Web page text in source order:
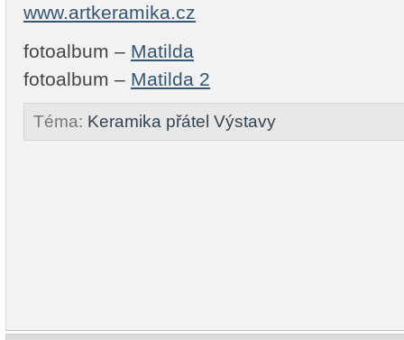
www.artkeramika.cz
fotoalbum – Matilda
fotoalbum – Matilda 2
Téma: Keramika přátel Výstavy